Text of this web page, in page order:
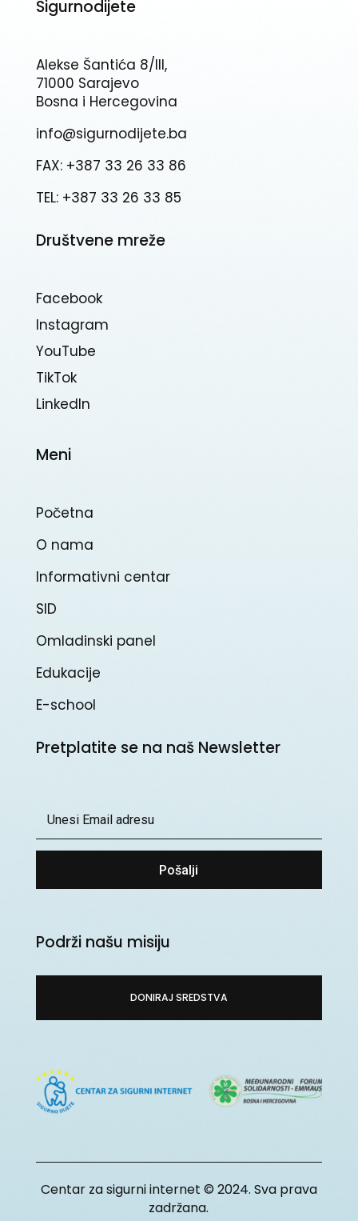
Sigurnodijete
Alekse Šantića 8/III,
71000 Sarajevo
Bosna i Hercegovina
info@sigurnodijete.ba
FAX: +387 33 26 33 86
TEL: +387 33 26 33 85
Društvene mreže
Facebook
Instagram
YouTube
TikTok
Linkedln
Meni
Početna
O nama
Informativni centar
SID
Omladinski panel
Edukacije
E-school
Pretplatite se na naš Newsletter
Pošalji
Podrži našu misiju
DONIRAJ SREDSTVA
Centar za sigurni internet © 2024. Sva prava
zadržana.